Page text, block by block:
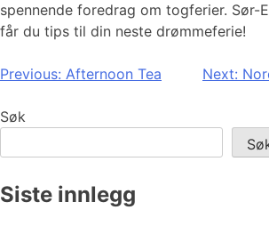
spennende foredrag om togferier. Sør-
får du tips til din neste drømmeferie!
Innleggsnavigasjon
Previous: Afternoon Tea Next:
Søk
Siste innlegg